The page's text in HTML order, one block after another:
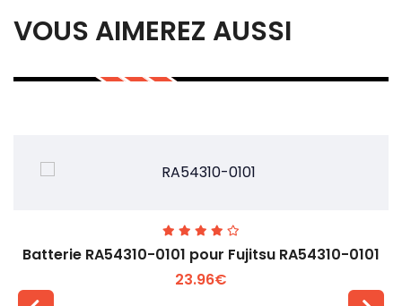
VOUS AIMEREZ AUSSI
Batterie RA54310-0101 pour Fujitsu RA54310-0101
23.96€